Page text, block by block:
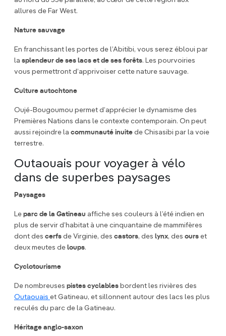
allures de Far West.
Nature sauvage
En franchissant les portes de l’Abitibi, vous serez ébloui par
la splendeur de ses lacs et de ses forêts. Les pourvoiries
vous permettront d’apprivoiser cette nature sauvage.
Culture autochtone
Oujé-Bougoumou permet d’apprécier le dynamisme des
Premières Nations dans le contexte contemporain. On peut
aussi rejoindre la communauté inuite de Chisasibi par la voie
terrestre.
Outaouais pour voyager à vélo
dans de superbes paysages
Paysages
Le parc de la Gatineau affiche ses couleurs à l’été indien en
plus de servir d’habitat à une cinquantaine de mammifères
dont des cerfs de Virginie, des castors, des lynx, des ours et
deux meutes de loups.
Cyclotourisme
De nombreuses pistes cyclables bordent les rivières des
Outaouais et Gatineau, et sillonnent autour des lacs les plus
reculés du parc de la Gatineau.
Héritage anglo-saxon